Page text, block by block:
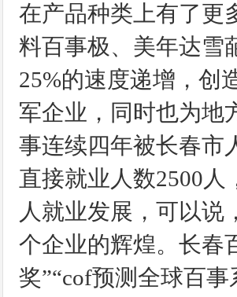
在产品种类上有了
料百事极、美年达雪
25%的速度递增，创
军企业，同时也为地
事连续四年被长春市
直接就业人数2500
人就业发展，可以
个企业的辉煌。长春
奖”“cof预测全球百